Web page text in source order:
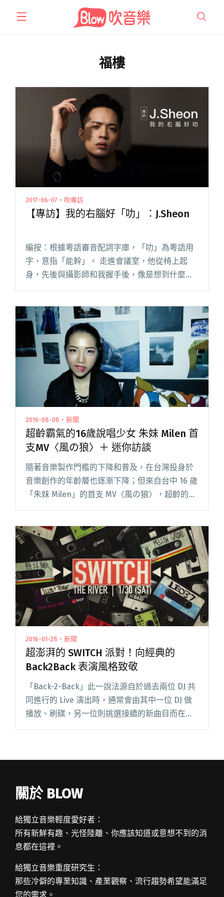
福樓
2017-06-07・吹專訪
【專訪】我的右腦好「叻」：J.Sheon
編按：根據粵語審音配詞字庫，「叻」為粵語用
字，意指「能幹」。 走進會議室，他從椅上起
身，先後與攝影師和我握手後，像是想到什麼似
的，換了張沒有把手的椅子坐下，問他為什麼？
姿，把右腳放上椅座，壓在左大腿下閱讀全文
"【專訪】我的右腦好「叻」：J.Sheon"
2016-08-08・新聞
超齡霸氣的16歲說唱少女 朱妹 Milen 首
支MV〈風の狼〉＋ 迷你訪談
隨著音樂製作門檻的下降和普及，在台灣投身於
音樂創作的年齡層也逐漸下降；但來自台中 16 歲
「朱妹 Milen」的首支 MV〈風の狼〉，超齡的哼
「Bea閱讀全文 "超齡霸氣的16歲說唱少女 朱妹
Milen 首支MV〈風の狼〉＋ 迷你訪談"
2016-01-28・新聞
超澎湃的 SWITCH 派對！向經典的
Back2Back 表演風格致敬
「Back-2-Back」此一說法源自於過去兩位 DJ 共
同進行的 Live 演出時，通常會由其中一位 DJ 做
播放、刷碟，另一位則挑選接續的新曲目而在控
制台後方區域挑選黑膠，造成兩人時常背向彼
關於 BLOW
給獨立音樂輕度愛好者：
所有新鮮有趣、光怪陸離、你應該知道或意想不到的消
息都在這裡。
給獨立音樂重度研究生：
那些冷僻的專業知識、產業觀察、流行趨勢希望能滿足
您的需求。